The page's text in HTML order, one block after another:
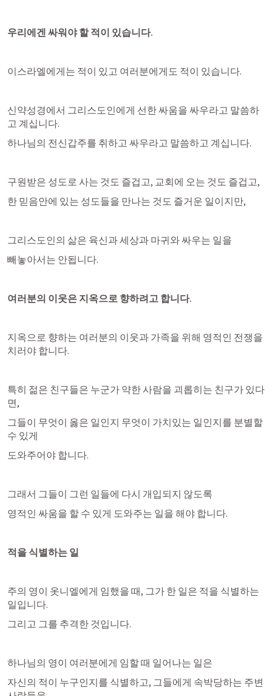
우리에겐 싸워야 할 적이 있습니다.
이스라엘에게는 적이 있고 여러분에게도 적이 있습니다.
신약성경에서 그리스도인에게 선한 싸움을 싸우라고 말씀하
고 계십니다.
하나님의 전신갑주를 취하고 싸우라고 말씀하고 계십니다.
구원받은 성도로 사는 것도 즐겁고, 교회에 오는 것도 즐겁고,
한 믿음안에 있는 성도들을 만나는 것도 즐거운 일이지만,
그리스도인의 삶은 육신과 세상과 마귀와 싸우는 일을
빼놓아서는 안됩니다.
여러분의 이웃은 지옥으로 향하려고 합니다.
지옥으로 향하는 여러분의 이웃과 가족을 위해 영적인 전쟁을
치러야 합니다.
특히 젊은 친구들은 누군가 약한 사람을 괴롭히는 친구가 있다
면,
그들이 무엇이 옳은 일인지 무엇이 가치있는 일인지를 분별할
수 있게
도와주어야 합니다.
그래서 그들이 그런 일들에 다시 개입되지 않도록
영적인 싸움을 할 수 있게 도와주는 일을 해야 합니다.
적을 식별하는 일
주의 영이 옷니엘에게 임했을 때, 그가 한 일은 적을 식별하는
일입니다.
그리고 그를 추격한 것입니다.
하나님의 영이 여러분에게 임할 때 일어나는 일은
자신의 적이 누구인지를 식별하고, 그들에게 속박당하는 주변